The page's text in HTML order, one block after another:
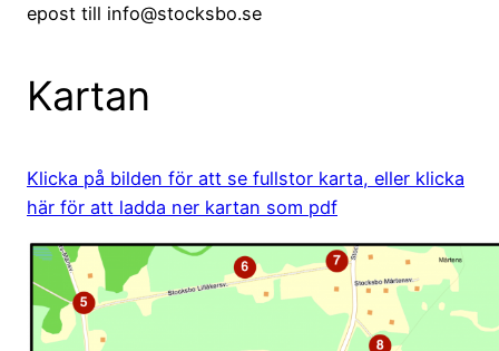
epost till info@stocksbo.se
Kartan
Klicka på bilden för att se fullstor karta, eller klicka
här för att ladda ner kartan som pdf